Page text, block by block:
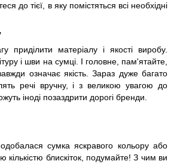
до тієї, в яку помістяться всі необхідні
приділити матеріалу і якості виробу.
і шви на сумці. І головне, пам'ятайте,
означає якість. Зараз дуже багато
речі вручну, і з великою увагою до
іноді позаздрити дорогі бренди.
сумка яскравого кольору або
кількістю блискіток, подумайте! З чим ви